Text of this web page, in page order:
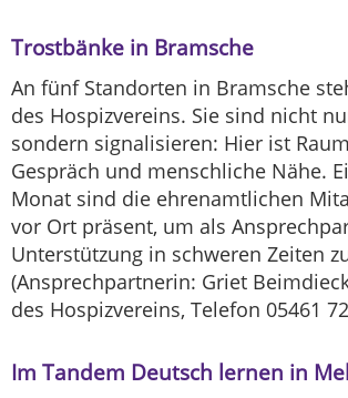
Trostbänke in Bramsche
An fünf Standorten in Bramsche
des Hospizvereins. Sie sind nicht
sondern signalisieren: Hier ist
Gespräch und menschliche Nähe.
Monat sind die ehrenamtlichen
vor Ort präsent, um als
Unterstützung in schweren Zeiten
(Ansprechpartnerin: Griet
des Hospizvereins, Telefon 05461
Im Tandem Deutsch lernen in